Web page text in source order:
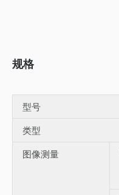
规格
型号
类型
图像测量